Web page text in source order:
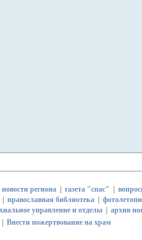
региона| газета "спас"
православная библиотека
управление и отделы| архив
Внести пожертвование на храм